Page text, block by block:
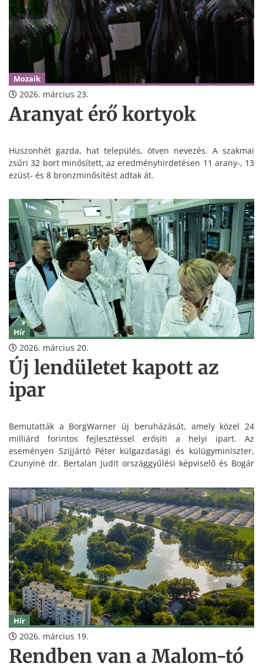
Mozaik
2026. március 23.
Aranyat érő kortyok
Huszonhét gazda, hat település, ötven nevezés. A szakmai
zsűri 32 bort minősített, az eredményhirdetésen 11 arany-, 13
ezüst- és 8 bronzminősítést adtak át.
Hír
2026. március 20.
Új lendületet kapott az
ipar
Bemutatták a BorgWarner új beruházását, amely közel 24
milliárd forintos fejlesztéssel erősíti a helyi ipart. Az
eseményen Szijjártó Péter külgazdasági és külügyminiszter,
Czunyiné dr. Bertalan Judit országgyűlési képviselő és Bogár
Hír
2026. március 19.
Rendben van a Malom-tó